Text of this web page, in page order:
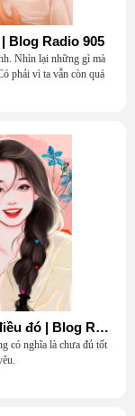
Blog Radio 905
Nhìn lại những gì mà
phải vì ta vẫn còn quá
Nếu bạn độc thân, hãy cứ tận hưởng điều đó | Blog Radio 904
có nghĩa là chưa đủ tốt